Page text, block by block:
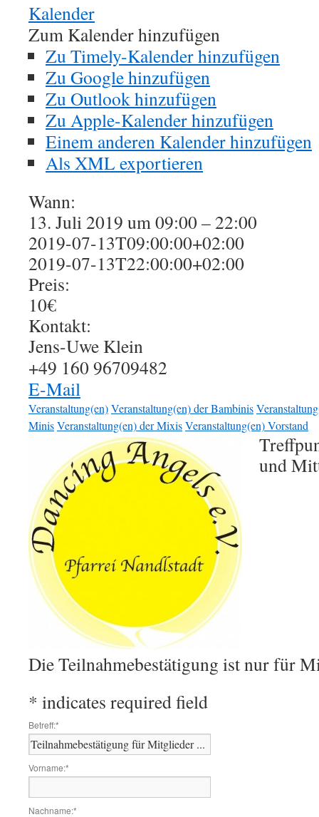
Kalender
Zum Kalender hinzufügen
Zu Timely-Kalender hinzufügen
Zu Google hinzufügen
Zu Outlook hinzufügen
Zu Apple-Kalender hinzufügen
Einem anderen Kalender hinzufügen
Als XML exportieren
Wann:
13. Juli 2019 um 09:00 – 22:00
2019-07-13T09:00:00+02:00
2019-07-13T22:00:00+02:00
Preis:
10€
Kontakt:
Jens-Uwe Klein
+49 160 96709482
E-Mail
Veranstaltung(en)Veranstaltung(en) der Bambinis
MinisVeranstaltung(en) der MixisVeranstaltung(en) Vorstand
und
Die Teilnahmebestätigung ist nur für
* indicates required field
Betreff:*
Vorname:*
Nachname:*